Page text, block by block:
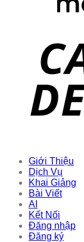
Giới Thiệu
Dịch Vụ
Khai Giảng
Bài Viết
AI
Kết Nối
Đăng nhập
Đăng ký